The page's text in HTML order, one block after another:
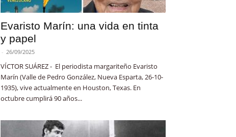
Evaristo Marín: una vida en tinta
y papel
- 26/09/2025
VÍCTOR SUÁREZ - El periodista margariteño Evaristo
Marín (Valle de Pedro González, Nueva Esparta, 26-10-
1935), vive actualmente en Houston, Texas. En
octubre cumplirá 90 años...